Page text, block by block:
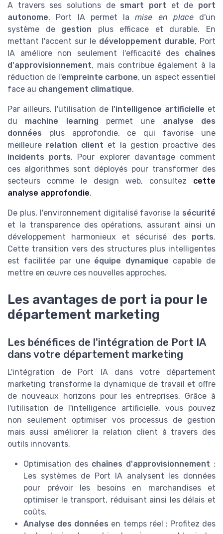
A travers ses solutions de smart port et de port
autonome, Port IA permet lamise en placed'un
système de gestion plus efficace et durable. En
mettant l'accent sur le développement durable, Port
IA améliore non seulement l'efficacité des chaînes
d'approvisionnement, mais contribue également à la
réduction de l'empreinte carbone, un aspect essentiel
face au changement climatique.
Par ailleurs, l'utilisation de l'intelligence artificielle et
du machine learning permet une analyse des
données plus approfondie, ce qui favorise une
meilleure relation client et la gestion proactive des
incidents ports. Pour explorer davantage comment
ces algorithmes sont déployés pour transformer des
secteurs comme le design web, consultez cette
analyse approfondie.
De plus, l'environnement digitalisé favorise la sécurité
et la transparence des opérations, assurant ainsi un
développement harmonieux et sécurisé des ports.
Cette transition vers des structures plus intelligentes
est facilitée par une équipe dynamique capable de
mettre en œuvre ces nouvelles approches.
Les avantages de port ia pour le
département marketing
Les bénéfices de l'intégration de Port IA
dans votre département marketing
L'intégration de Port IA dans votre département
marketing transforme la dynamique de travail et offre
de nouveaux horizons pour les entreprises. Grâce à
l'utilisation de l'intelligence artificielle, vous pouvez
non seulement optimiser vos processus de gestion
mais aussi améliorer la relation client à travers des
outils innovants.
Optimisation des chaînes d'approvisionnement :
Les systèmes de Port IA analysent les données
pour prévoir les besoins en marchandises et
optimiser le transport, réduisant ainsi les délais et
coûts.
Analyse des données en temps réel : Profitez des